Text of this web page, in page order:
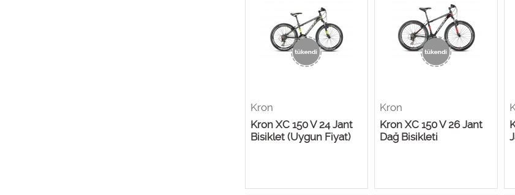
Kron
Kron XC 150 V 24 Jant
Bisiklet (Uygun Fiyat)
Kron
Kron XC 150 V 26 Jant
Dağ Bisikleti